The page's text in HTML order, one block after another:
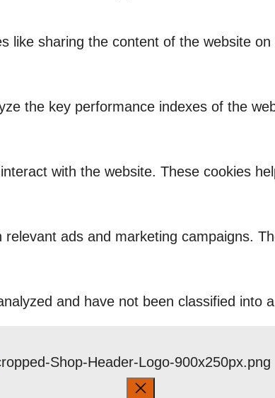
like sharing the content of the website
the key performance indexes of the
with the website. These cookies
ads and marketing campaigns.
and have not been classified into